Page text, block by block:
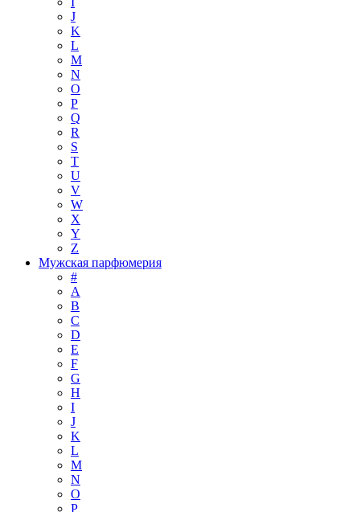
J
K
L
M
N
O
P
Q
R
S
T
U
V
W
X
Y
Z
Мужская парфюмерия
#
A
B
C
D
E
F
G
H
I
J
K
L
M
N
O
P